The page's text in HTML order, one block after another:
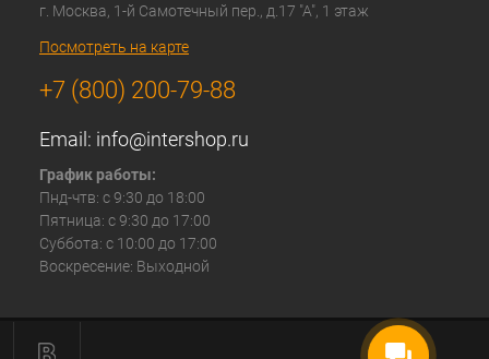
г. Москва, 1-й Самотечный пер., д.17 "А", 1 этаж
Посмотреть на карте
+7 (800) 200-79-88
Email: info@intershop.ru
График работы:
Пнд-чтв: с 9:30 до 18:00
Пятница: с 9:30 до 17:00
Суббота: с 10:00 до 17:00
Воскресение: Выходной